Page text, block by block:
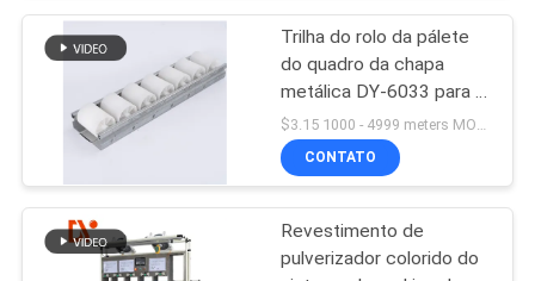
Conector de
alumínio da
tubulação
129
Trilha do rolo da pálete
do quadro da chapa
metálica DY-6033 para o
sistema da cremalheira
de tubulação
CONTATO
Revestimento de
pulverizador colorido do